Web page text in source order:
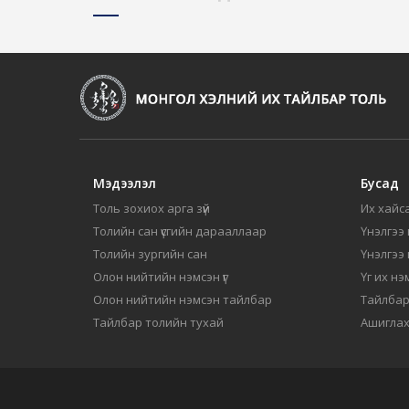
Мэдээлэл
Толь зохиох арга зүй
Толийн сан үсгийн дарааллаар
Толийн зургийн сан
Олон нийтийн нэмсэн үг
Олон нийтийн нэмсэн тайлбар
Тайлбар толийн тухай
Бусад
Их
Үнэлгээ
Үг их